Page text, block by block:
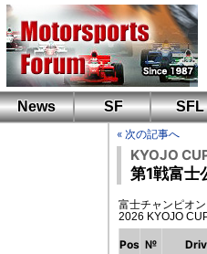
News SF SFL
« 次の記事へ
KYOJO
第1戦富士
富士チャンピオ
2026 KYOJO
Pos №